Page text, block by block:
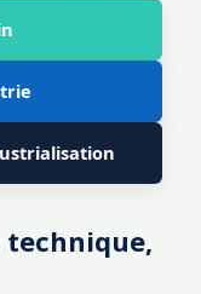
technique,